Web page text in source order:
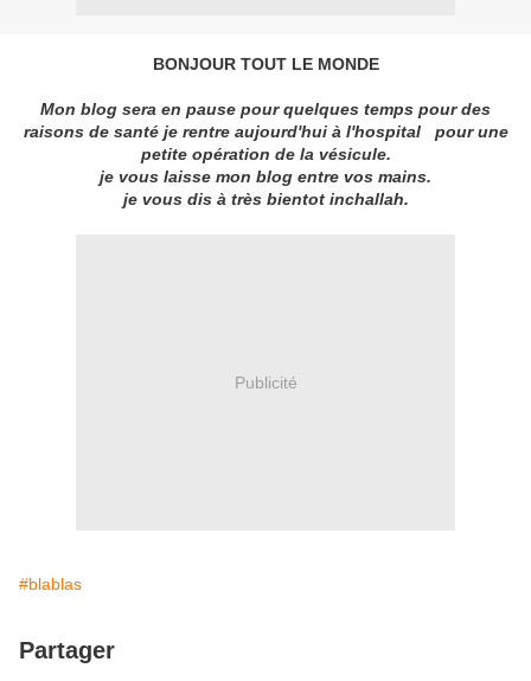
BONJOUR TOUT LE MONDE
Mon blog sera en pause pour quelques temps pour des
raisons de santé je rentre aujourd'hui à l'hospital pour une
petite opération de la vésicule.
je vous laisse mon blog entre vos mains.
je vous dis à très bientot inchallah.
Publicité
#blablas
Partager